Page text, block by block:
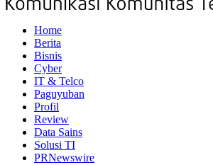
Home
Berita
Bisnis
Cyber
IT & Telco
Paguyuban
Profil
Review
Data Sains
Solusi TI
PRNewswire